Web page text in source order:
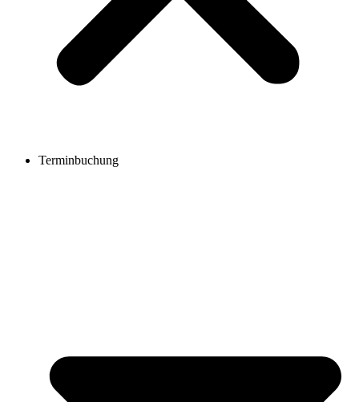
Terminbuchung